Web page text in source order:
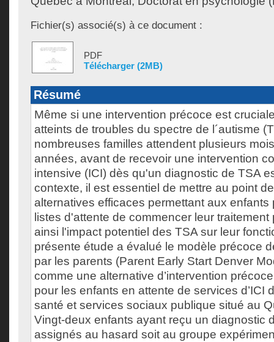
Fichier(s) associé(s) à ce document :
PDF
Télécharger (2MB)
Résumé
Même si une intervention précoce est
atteints de troubles du spectre de l´autisme
nombreuses familles attendent plusieurs
années, avant de recevoir une intervention
intensive (ICI) dès qu'un diagnostic de TSA
contexte, il est essentiel de mettre au point
alternatives efficaces permettant aux enfants
listes d'attente de commencer leur
ainsi l'impact potentiel des TSA sur leur
présente étude a évalué le modèle précoce
par les parents (Parent Early Start Denver
comme une alternative d’intervention
pour les enfants en attente de services d’ICI
santé et services sociaux publique situé au
Vingt-deux enfants ayant reçu un diagnostic
assignés au hasard soit au groupe